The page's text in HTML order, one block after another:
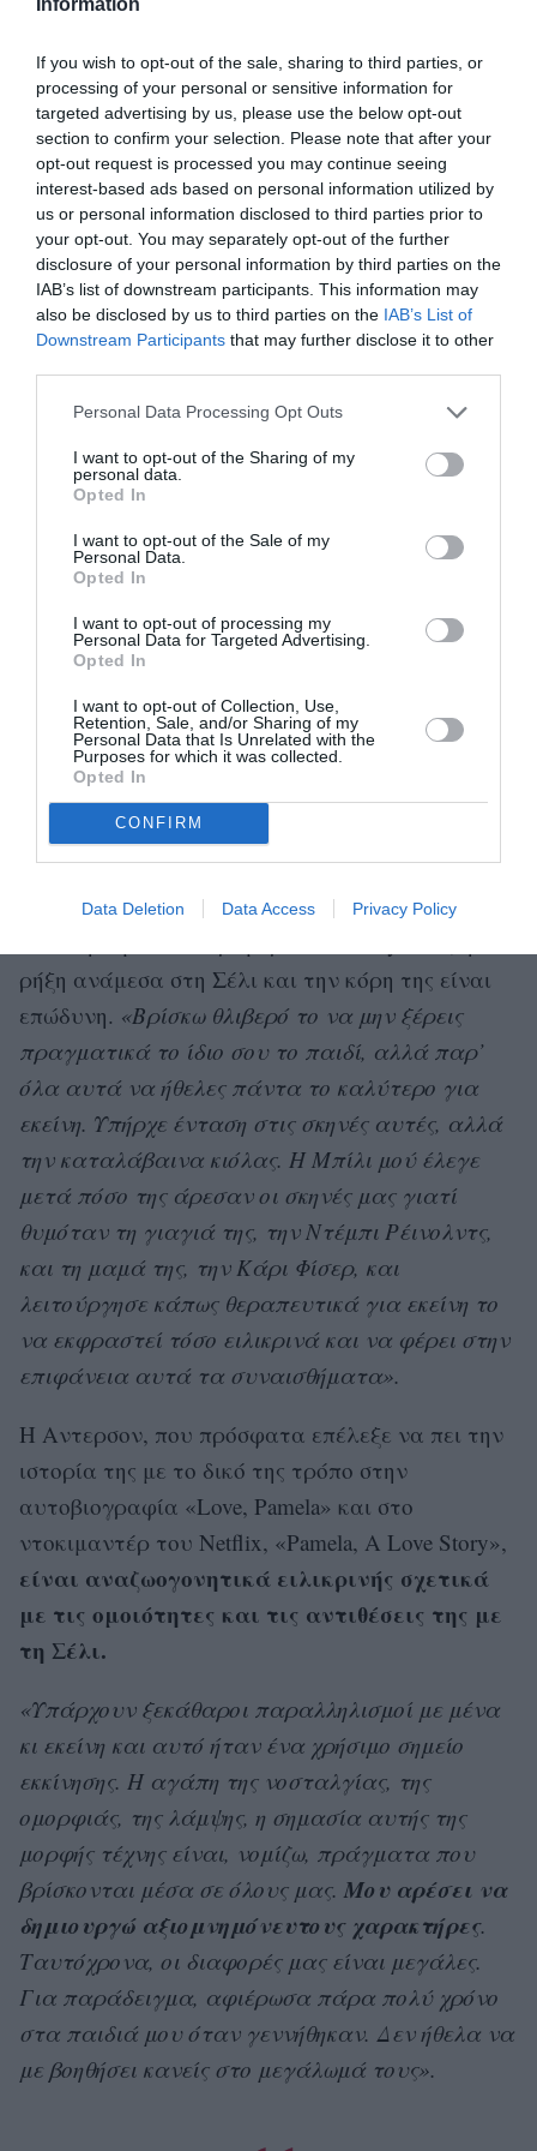
If you wish to opt-out of the sale, sharing to third parties, or
processing of your personal or sensitive information for
targeted advertising by us, please use the below opt-out
section to confirm your selection. Please note that after your
opt-out request is processed you may continue seeing
interest-based ads based on personal information utilized by
us or personal information disclosed to third parties prior to
your opt-out. You may separately opt-out of the further
disclosure of your personal information by third parties on the
IAB’s list of downstream participants. This information may
also be disclosed by us to third parties on the IAB’s List of
Downstream Participants that may further disclose it to other
Personal Data Processing Opt Outs
I want to opt-out of the Sharing of my
personal data.
Opted In
I want to opt-out of the Sale of my
Personal Data.
Opted In
I want to opt-out of processing my
Personal Data for Targeted Advertising.
Opted In
I want to opt-out of Collection, Use,
Retention, Sale, and/or Sharing of my
Personal Data that Is Unrelated with the
Purposes for which it was collected.
Opted In
CONFIRM
Data Deletion Data Access Privacy Policy
περασμένα μεγαλεία, αλλά ύψιστο
καλλιτεχνικό κάλεσμα του οποίου η διακοπή
ισούται με το θάνατο της δημιουργικότητας. Το
κατέβασμα της παραγωγής την αναγκάζει να
διορθώσει τη σχέση με την αποξενωμένη κόρη
της (που υποδύεται η Μπίλι Λουρντ), που συχνά
ερχόταν σε δεύτερη μοίρα σε σχέση με την
καριέρα και την επαγγελματική της οικογένεια.
«Το ενδιαφέρον στοιχείο στη Σέλι είναι ότι έχει
μητρικά αισθήματα απέναντι στις νεότερες
συναδέλφους της, αλλά έχει απομακρυνθεί από
το δικό της παιδί. Οι γυναίκες είναι κομμάτι η
χαρακτήρες, αυτές τις καρικατούρες ως μέρος
του προβλήματος. Μου αρέσει που η ταινία
δείχνει όλες τις γυναίκες στο ίδιο σταυροδρόμι
της ζωής, αλλά και το πώς δημιουργούμε
οικογένειες στον επαγγελματικό μας χώρο.
Αυτός ο κόσμος ήταν εντελώς καινούριος για
μένα».
Για την Αντερσον, που εγκατέλειψε συνειδητά
τοΧόλιγουντ(και τον Τόμι Λι)για να
αφοσιωθεί στην ανατροφή των δύο γιων
ρήξη ανάμεσα στη Σέλι και την κόρη της είναι
επώδυνη. «Βρίσκω θλιβερό το να μην ξέρεις
πραγματικά το ίδιο σου το παιδί, αλλά παρ’
όλα αυτά να ήθελες πάντα το καλύτερο για
εκείνη. Υπήρχε ένταση στις σκηνές αυτές, αλλά
την καταλάβαινα κιόλας. Η Μπίλι μού έλεγε
μετά πόσο της άρεσαν οι σκηνές μας γιατί
θυμόταν τη γιαγιά της, την Ντέμπι Ρέινολντς,
και τη μαμά της, την Κάρι Φίσερ, και
λειτούργησε κάπως θεραπευτικά για εκείνη το
να εκφραστεί τόσο ειλικρινά και να φέρει στην
επιφάνεια αυτά τα συναισθήματα».
Η Αντερσον, που πρόσφατα επέλεξε να πει την
ιστορία της με το δικό της τρόπο στην
αυτοβιογραφία «Love, Pamela» και στο
ντοκιμαντέρ του Netflix, «Pamela, A Love Story»,
είναι αναζωογονητικά ειλικρινής σχετικά
με τις ομοιότητες και τις αντιθέσεις της με
τη Σέλι.
«Υπάρχουν ξεκάθαροι παραλληλισμοί με μένα
κι εκείνη και αυτό ήταν ένα χρήσιμο σημείο
εκκίνησης. Η αγάπη της νοσταλγίας, της
ομορφιάς, της λάμψης, η σημασία αυτής της
μορφής τέχνης είναι, νομίζω, πράγματα που
βρίσκονται μέσα σε όλους μας. Μου αρέσει να
δημιουργώ αξιομνημόνευτους χαρακτήρες.
Ταυτόχρονα, οι διαφορές μας είναι μεγάλες.
Για παράδειγμα, αφιέρωσα πάρα πολύ χρόνο
στα παιδιά μου όταν γεννήθηκαν. Δεν ήθελα να
με βοηθήσει κανείς στο μεγάλωμά τους».